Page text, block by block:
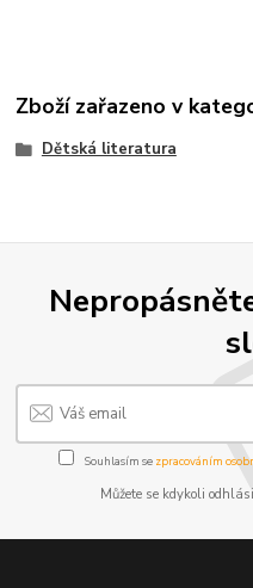
Zboží zařazeno v
Dětská literatura
Souhlasím se zpracováním
Můžete se kdykoli